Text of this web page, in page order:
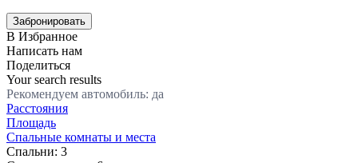
В Избранное
Написать нам
Поделиться
Your search results
Рекомендуем автомобиль: да
Расстояния
Площадь
Спальные комнаты и места
Спальни: 3